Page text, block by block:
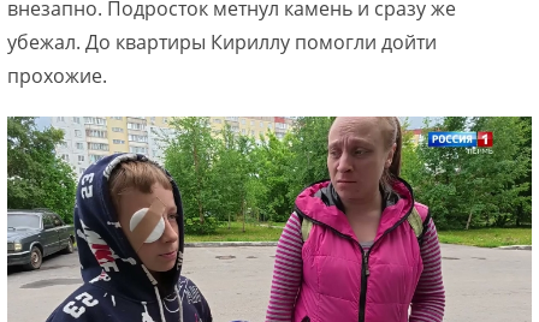
внезапно. Подросток метнул камень и сразу же
убежал. До квартиры Кириллу помогли дойти
прохожие.